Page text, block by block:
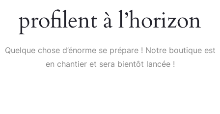
profilent à l’horizon
Quelque chose d’énorme se prépare ! Notre boutique est
en chantier et sera bientôt lancée !